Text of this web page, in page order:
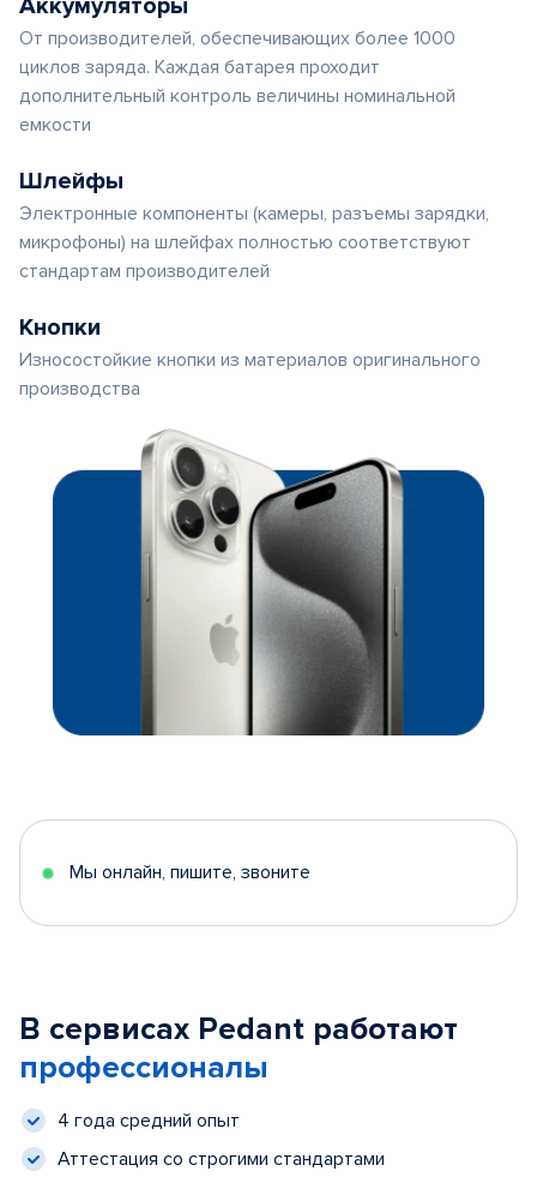
Аккумуляторы
От производителей, обеспечивающих более 1000
циклов заряда. Каждая батарея проходит
дополнительный контроль величины номинальной
емкости
Шлейфы
Электронные компоненты (камеры, разъемы зарядки,
микрофоны) на шлейфах полностью соответствуют
стандартам производителей
Кнопки
Износостойкие кнопки из материалов оригинального
производства
Мы онлайн, пишите, звоните
В сервисах Pedant работают
профессионалы
4 года средний опыт
Аттестация со строгими стандартами